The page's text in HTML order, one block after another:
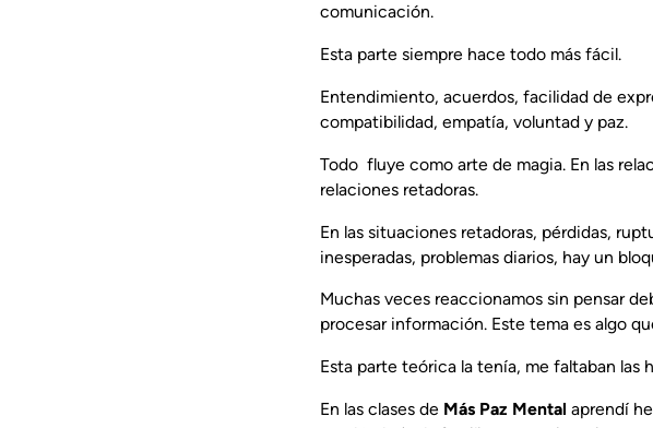
comunicación.
Esta parte siempre hace todo más fácil.
Entendimiento, acuerdos, facilidad de
compatibilidad, empatía, voluntad y paz.
Todo fluye como arte de magia. En las
relaciones retadoras.
En las situaciones retadoras, pérdidas,
inesperadas, problemas diarios, hay un
Muchas veces reaccionamos sin pensar
procesar información. Este tema es algo
Esta parte teórica la tenía, me faltaban las
En las clases de Más Paz Mental aprendí